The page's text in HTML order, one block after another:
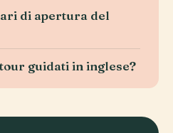
di apertura del
guidati in inglese?